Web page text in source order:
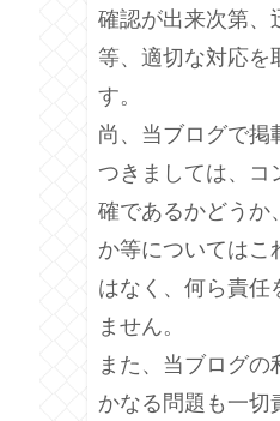
確認が出来次第、
等、適切な対応を
す。
尚、当ブログで掲
つきましては、コ
確であるかどうか
か等についてはこ
はなく、何ら責任
ません。
また、当ブログ
かなる問題も一切